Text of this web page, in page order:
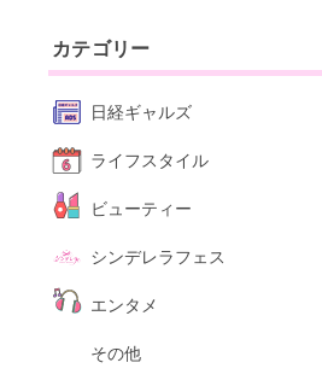
カテゴリー
日経ギャルズ
ライフスタイル
ビューティー
シンデレラフェス
エンタメ
その他